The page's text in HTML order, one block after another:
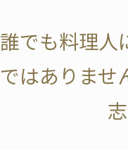
誰でも料理人
ではありませ